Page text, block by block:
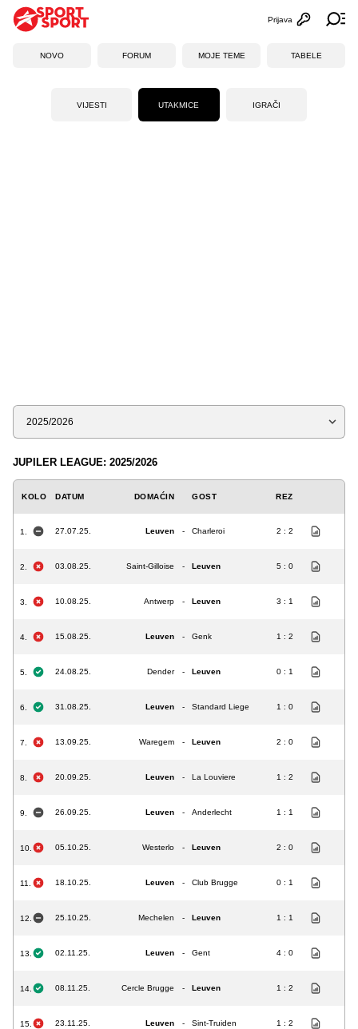
Otvori
Prijava
NOVO FORUM MOJE TEME TABELE
VIJESTI UTAKMICE IGRAČI
Sezona
JUPILER LEAGUE: 2025/2026
KOLO DATUM DOMAĆIN GOST REZ
1. 27.07.25. Leuven - Charleroi 2 : 2
2. 03.08.25. Saint-Gilloise - Leuven 5 : 0
3. 10.08.25. Antwerp - Leuven 3 : 1
4. 15.08.25. Leuven - Genk 1 : 2
5. 24.08.25. Dender - Leuven 0 : 1
6. 31.08.25. Leuven - Standard Liege 1 : 0
7. 13.09.25. Waregem - Leuven 2 : 0
8. 20.09.25. Leuven - La Louviere 1 : 2
9. 26.09.25. Leuven - Anderlecht 1 : 1
10. 05.10.25. Westerlo - Leuven 2 : 0
11. 18.10.25. Leuven - Club Brugge 0 : 1
12. 25.10.25. Mechelen - Leuven 1 : 1
13. 02.11.25. Leuven - Gent 4 : 0
14. 08.11.25. Cercle Brugge - Leuven 1 : 2
15. 23.11.25. Leuven - Sint-Truiden 1 : 2